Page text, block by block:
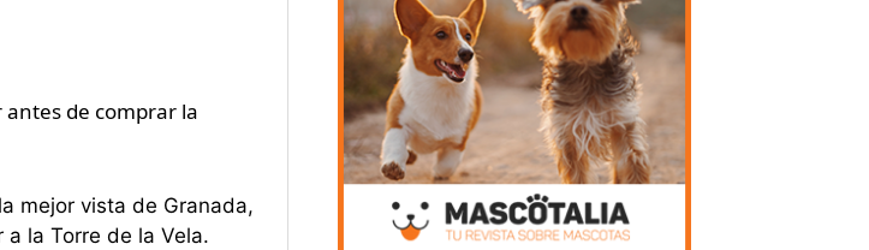
de comprar la
mejor vista de Granada,
la Torre de la Vela.